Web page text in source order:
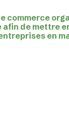
commerce
afin de mettre
en